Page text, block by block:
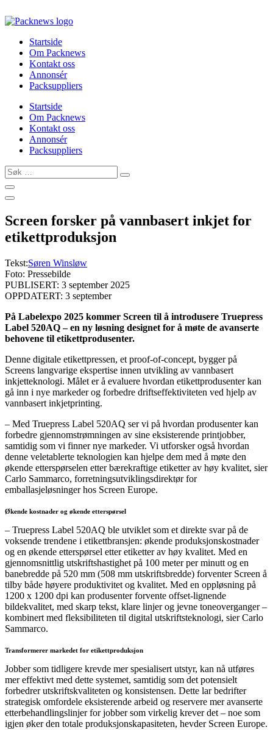
to
Startside
Om Packnews
Kontakt oss
Annonsér
Packsuppliers
Startside
Om Packnews
Kontakt oss
Annonsér
Packsuppliers
Søk
…
Screen forsker på vannbasert inkjet for
etikettproduksjon
Tekst:Søren Winsløw
Foto: Pressebilde
PUBLISERT: 3 september 2025
OPPDATERT: 3 september
På Labelexpo 2025 kommer Screen til å introdusere Truepress
Label 520AQ – en ny løsning designet for å møte de avanserte
behovene til etikettprodusenter.
Denne digitale etikettpressen, et proof-of-concept, bygger på
Screens langvarige ekspertise innen utvikling av vannbasert
inkjetteknologi. Målet er å evaluere hvordan etikettprodusenter kan
gå inn i nye markeder og forbedre driftseffektiviteten ved hjelp av
vannbasert inkjetprinting.
– Med Truepress Label 520AQ ser vi på hvordan produsenter kan
forbedre gjennomstrømningen av sine eksisterende printjobber,
samtidig som vi finner nye markeder. Vi utforsker også hvordan
denne veletablerte teknologien kan hjelpe dem med å møte den
økende etterspørselen etter bærekraftige etiketter av høy kvalitet, sier
Carlo Sammarco, forretningsutviklingsdirektør for
emballasjeløsninger hos Screen Europe.
Økende kostnader og økende etterspørsel
– Truepress Label 520AQ ble utviklet som et direkte svar på de
voksende trendene i etikettbransjen: økende produksjonskostnader
og en økende etterspørsel etter etiketter av høy kvalitet. Med en
gjennomsnittlig utskriftshastighet på 100 meter per minutt og en
banebredde på 520 mm (508 mm utskriftsbredde) forventer Screen å
tilby både høyere produktivitet og kvalitet. Med en oppløsning på
1200 x 1200 dpi kan produsenter forvente offset-lignende
bildekvalitet, med skarp tekst, klare linjer og jevne toneoverganger –
kombinert med fleksibiliteten til digital utskriftsteknologi, sier Carlo
Sammarco.
Transformerer markedet for etikettproduksjon
Jobber som tidligere krevde mer spesialisert utstyr, kan nå utføres
mer effektivt med dette systemet, samtidig som det potensielt
forbedrer utskriftskvaliteten og konsistensen. Dette lar bedrifter
strategisk omfordele eksisterende arbeid og reservere mer avanserte
etterbehandlingslinjer for jobber som virkelig krever det – noe som
igjen øker den totale produksjonskapasiteten, hevder Screen Europe.